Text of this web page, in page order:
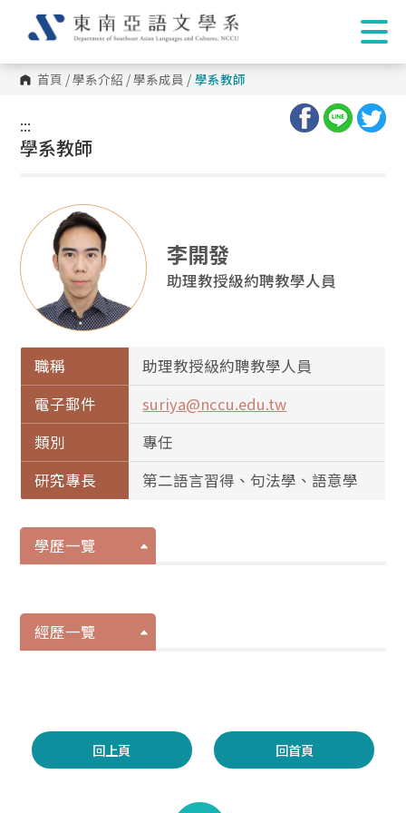
首頁 /學系介紹 /學系成員 / 學系教師
:::
:::
學系教師
李開發
助理教授級約聘教學人員
職稱
助理教授級約聘教學人員
電子郵件
suriya@nccu.edu.tw
類別
專任
研究專長
第二語言習得、句法學、語意學
學歷一覽
經歷一覽
回上頁 回首頁